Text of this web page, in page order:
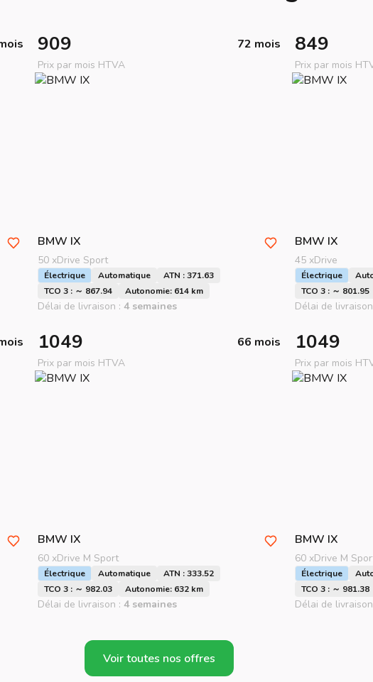
909 72 mois
Prix par mois HTVA
BMW IX
50 xDrive Sport
Électrique Automatique
ATN : 371.63
TCO 3 : ～ 867.94
Autonomie: 614 km
Délai de livraison :4 semaines
849
Prix par mois
BMW IX
45 xDrive
Électrique
TCO 3 : ～ 801.95
Délai de
1049 66 mois
Prix par mois HTVA
BMW IX
60 xDrive M Sport
Électrique Automatique
ATN : 333.52
TCO 3 : ～ 982.03
Autonomie: 632 km
Délai de livraison :4 semaines
1049
Prix par mois
BMW IX
60 xDrive M
Électrique
TCO 3 : ～ 981.38
Délai de
Voir toutes nos offres